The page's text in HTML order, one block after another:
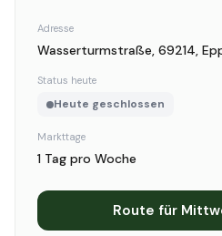
Adresse
Wasserturmstraße, 69214,
Status heute
Heute geschlossen
Markttage
1 Tag pro Woche
Route für